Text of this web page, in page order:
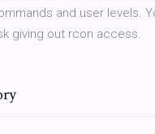
and user levels.
giving out rcon access.